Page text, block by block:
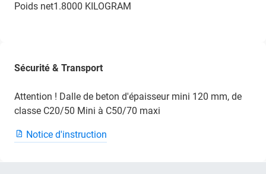
Poids net1.8000 KILOGRAM
Sécurité & Transport
Attention ! Dalle de beton d'épaisseur mini 120 mm, de
classe C20/50 Mini à C50/70 maxi
Notice d'instruction